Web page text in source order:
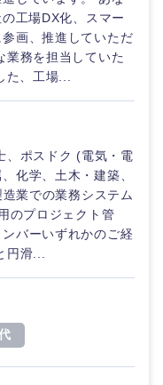
工場DX化、スマー
画、推進していただ
業務を担当していた
、工場...
、ポスドク (電気・電
化学、土木・建築、
業での業務システム
のプロジェクト管
バーいずれかのご経
滑...